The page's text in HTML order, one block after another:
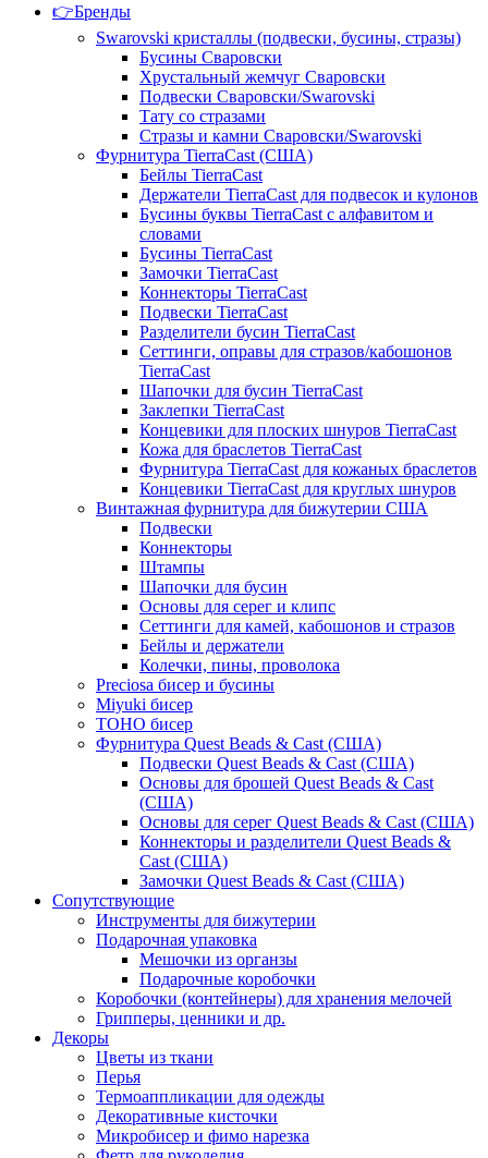
👉Бренды
Swarovski кристаллы (подвески, бусины, стразы)
Бусины Сваровски
Хрустальный жемчуг Сваровски
Подвески Сваровски/Swarovski
Тату со стразами
Стразы и камни Сваровски/Swarovski
Фурнитура TierraCast (США)
Бейлы TierraCast
Держатели TierraCast для подвесок и кулонов
Бусины буквы TierraCast с алфавитом и
словами
Бусины TierraCast
Замочки TierraCast
Коннекторы TierraCast
Подвески TierraCast
Разделители бусин TierraCast
Сеттинги, оправы для стразов/кабошонов
TierraCast
Шапочки для бусин TierraCast
Заклепки TierraCast
Концевики для плоских шнуров TierraCast
Кожа для браслетов TierraCast
Фурнитура TierraCast для кожаных браслетов
Концевики TierraCast для круглых шнуров
Винтажная фурнитура для бижутерии США
Подвески
Коннекторы
Штампы
Шапочки для бусин
Основы для серег и клипс
Сеттинги для камей, кабошонов и стразов
Бейлы и держатели
Колечки, пины, проволока
Preciosa бисер и бусины
Miyuki бисер
TOHO бисер
Фурнитура Quest Beads & Cast (США)
Подвески Quest Beads & Cast (США)
Основы для брошей Quest Beads & Cast
(США)
Основы для серег Quest Beads & Cast (США)
Коннекторы и разделители Quest Beads &
Cast (США)
Замочки Quest Beads & Cast (США)
Сопутствующие
Инструменты для бижутерии
Подарочная упаковка
Мешочки из органзы
Подарочные коробочки
Коробочки (контейнеры) для хранения мелочей
Грипперы, ценники и др.
Декоры
Цветы из ткани
Перья
Термоаппликации для одежды
Декоративные кисточки
Микробисер и фимо нарезка